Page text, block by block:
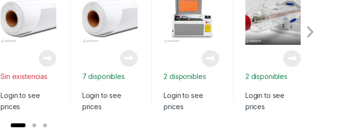
112CM*100M
Sin existencias
Login to see
prices
7 disponibles
Login to see
prices
2 disponibles
Login to see
prices
2 disponibles
Login to see
prices